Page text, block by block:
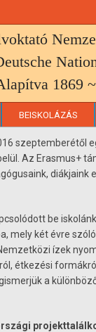
1869 ~
BEISKOLÁZÁS
szeptemberétől
Az Erasmus+
diákjaink
be
mely két évre
ízek
étkezési
a